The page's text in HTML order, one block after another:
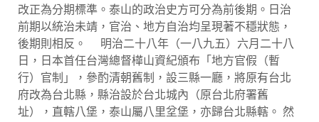
改正為分期標準。泰山的政治史方可分為前後期。日治
前期以統治未靖，官治、地方自治均呈現著不穩狀態，
後期則相反。 明治二十八年（一八九五）六月二十八
日，日本首任台灣總督樺山資紀頒布「地方官假（暫
行）官制」，參酌清朝舊制，設三縣一廳，將原有台北
府改為台北縣，縣治設於台北城內（原台北府署舊
址），直轄八堡，泰山屬八里坌堡，亦歸台北縣轄。 然